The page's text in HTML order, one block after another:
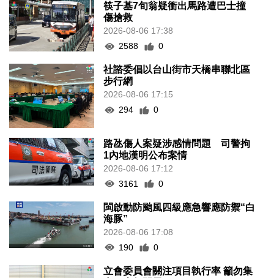
筷子基7旬翁疑衝出馬路遭巴士撞
傷搶救
2026-08-06 17:38
2588
0
社諮委倡以台山街市天橋串聯北區
步行網
2026-08-06 17:15
294
0
路氹傷人案疑涉感情問題 司警拘
1內地漢明公布案情
2026-08-06 17:12
3161
0
閩啟動防颱風四級應急響應防禦“白
海豚”
2026-08-06 17:08
190
0
立會委員會關注項目執行率 籲勿集